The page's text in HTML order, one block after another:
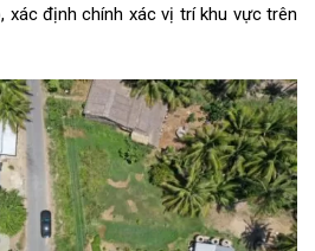
định chính xác vị trí khu vực trên